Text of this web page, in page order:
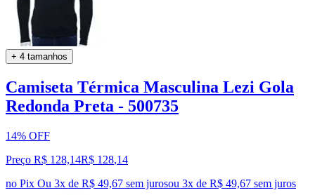
+ 4 tamanhos
Camiseta Térmica Masculina Lezi Gola
Redonda Preta - 500735
14% OFF
Preço R$ 128,14R$ 128,14
no Pix Ou 3x de R$ 49,67 sem jurosou 3x de R$ 49,67 sem juros